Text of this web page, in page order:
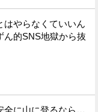
はやらなくていいん
ん的SNS地獄から抜
全に山に登るなら…